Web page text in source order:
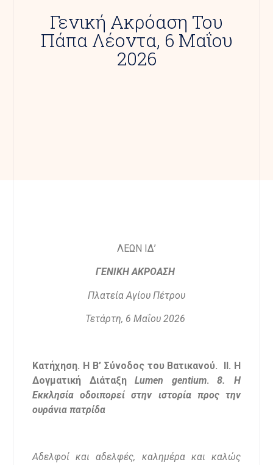
Γενική Ακρόαση Του
Πάπα Λέοντα, 6 Μαΐου
2026
ΛΕΩΝ ΙΔ’
ΓΕΝΙΚΗ ΑΚΡΟΑΣΗ
Πλατεία Αγίου Πέτρου
Τετάρτη, 6 Μαΐου 2026
Κατήχηση. Η Β’ Σύνοδος του Βατικανού. II. Η
Δογματική ΔιάταξηLumen gentium. 8. Η
Εκκλησία οδοιπορεί στην ιστορία προς την
ουράνια πατρίδα
Αδελφοί και αδελφές, καλημέρα και καλώς